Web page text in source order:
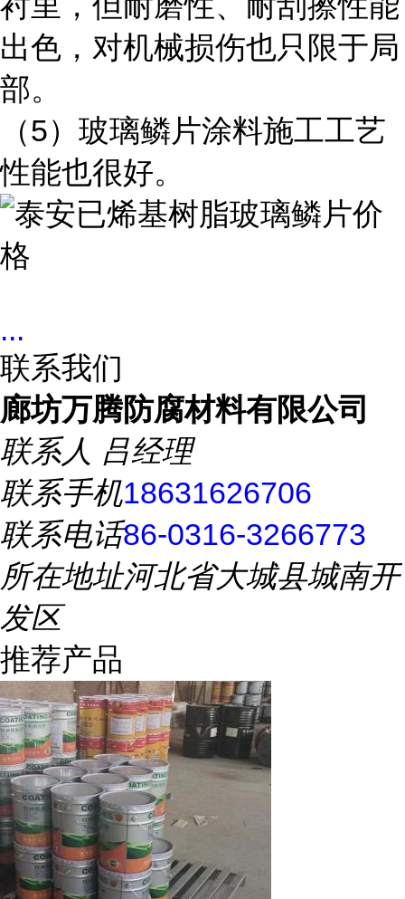
出色，对机械损伤也只限于局
部。
（5）玻璃鳞片涂料施工工艺
性能也很好。
...
联系我们
廊坊万腾防腐材料有限公司
联系人 吕经理
联系手机18631626706
联系电话86-0316-3266773
所在地址河北省大城县城南开
发区
推荐产品